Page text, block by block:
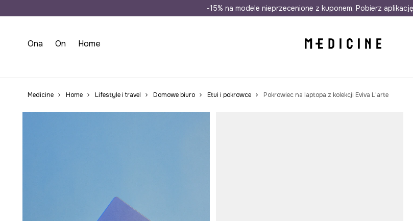
Wysyłka nawet w 24h Darmowa dostawa do salonów
-15% na modele nieprzecenione z kuponem. Pobierz
Ona On Home
Medicine Home Lifestyle i travel Domowe biuro Etui i pokrowce Pokrowiec na laptopa z kolekcji Eviva L'arte